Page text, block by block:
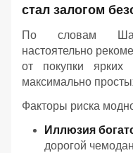
стал залогом
По словам
настоятельно
от покупки
максимально
Факторы риска
Иллюзия
дорогой